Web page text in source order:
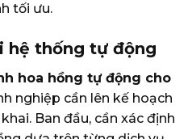
tối ưu.
hệ thống tự động
hoa hồng tự động cho
nghiệp cần lên kế hoạch
Ban đầu, cần xác định